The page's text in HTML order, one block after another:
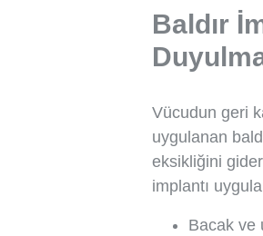
Baldır
Vücudun geri
uygulanan
eksikliğini
implantı
Bacak ve